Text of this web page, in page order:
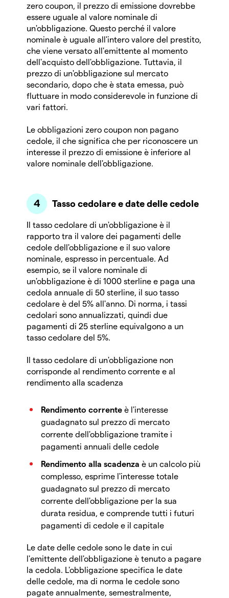
zero coupon, il prezzo di emissione dovrebbe
essere uguale al valore nominale di
un'obbligazione. Questo perché il valore
nominale è uguale all'intero valore del prestito,
che viene versato all'emittente al momento
dell'acquisto dell'obbligazione. Tuttavia, il
prezzo di un'obbligazione sul mercato
secondario, dopo che è stata emessa, può
fluttuare in modo considerevole in funzione di
vari fattori.
Le obbligazioni zero coupon non pagano
cedole, il che significa che per riconoscere un
interesse il prezzo di emissione è inferiore al
valore nominale dell'obbligazione.
Tasso cedolare e date delle cedole
Il tasso cedolare di un'obbligazione è il
rapporto tra il valore dei pagamenti delle
cedole dell'obbligazione e il suo valore
nominale, espresso in percentuale. Ad
esempio, se il valore nominale di
un'obbligazione è di 1000 sterline e paga una
cedola annuale di 50 sterline, il suo tasso
cedolare è del 5% all'anno. Di norma, i tassi
cedolari sono annualizzati, quindi due
pagamenti di 25 sterline equivalgono a un
tasso cedolare del 5%.
Il tasso cedolare di un'obbligazione non
corrisponde al rendimento corrente e al
rendimento alla scadenza
Rendimento corrente è l'interesse
guadagnato sul prezzo di mercato
corrente dell'obbligazione tramite i
pagamenti annuali delle cedole
Rendimento alla scadenza è un calcolo più
complesso, esprime l'interesse totale
guadagnato sul prezzo di mercato
corrente dell'obbligazione per la sua
durata residua, e comprende tutti i futuri
pagamenti di cedole e il capitale
Le date delle cedole sono le date in cui
l'emittente dell'obbligazione è tenuto a pagare
la cedola. L'obbligazione specifica le date
delle cedole, ma di norma le cedole sono
pagate annualmente, semestralmente,